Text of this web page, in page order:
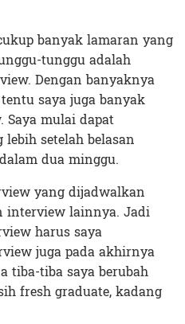
banyak lamaran yang
tunggu adalah
Dengan banyaknya
saya juga banyak
mulai dapat
setelah belasan
dua minggu.
yang dijadwalkan
interview lainnya. Jadi
harus saya
juga pada akhirnya
tiba-tiba saya berubah
fresh graduate, kadang